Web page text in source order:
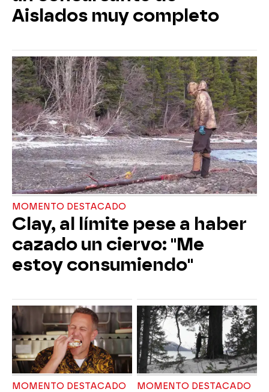
Aislados muy completo
MOMENTO DESTACADO
Clay, al límite pese a haber
cazado un ciervo: "Me
estoy consumiendo"
MOMENTO DESTACADO MOMENTO DESTACADO